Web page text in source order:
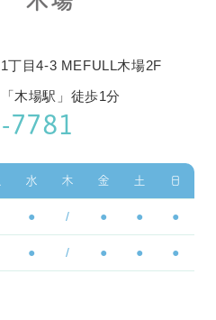
丁目4-3 MEFULL木場2F
木場駅」徒歩1分
水 木 金 土 日
● / ● ● ●
● / ● ● ●